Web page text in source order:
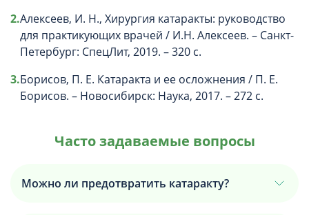
Алексеев, И. Н., Хирургия катаракты: руководство
для практикующих врачей / И.Н. Алексеев. – Санкт-
Петербург: СпецЛит, 2019. – 320 с.
Борисов, П. Е. Катаракта и ее осложнения / П. Е.
Борисов. – Новосибирск: Наука, 2017. – 272 с.
Часто задаваемые вопросы
Можно ли предотвратить катаракту?